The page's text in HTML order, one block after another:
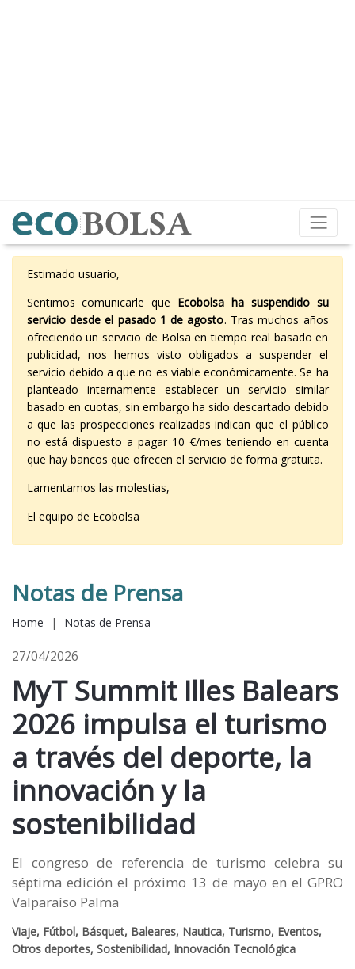
Estimado usuario,
Sentimos comunicarle que Ecobolsa ha suspendido su
servicio desde el pasado 1 de agosto. Tras muchos años
ofreciendo un servicio de Bolsa en tiempo real basado en
publicidad, nos hemos visto obligados a suspender el
servicio debido a que no es viable económicamente. Se ha
planteado internamente establecer un servicio similar
basado en cuotas, sin embargo ha sido descartado debido
a que las prospecciones realizadas indican que el público
no está dispuesto a pagar 10 €/mes teniendo en cuenta
que hay bancos que ofrecen el servicio de forma gratuita.
Lamentamos las molestias,
El equipo de Ecobolsa
Notas de Prensa
Home | Notas de Prensa
27/04/2026
MyT Summit Illes Balears
2026 impulsa el turismo
a través del deporte, la
innovación y la
sostenibilidad
El congreso de referencia de turismo celebra su
séptima edición el próximo 13 de mayo en el GPRO
Valparaíso Palma
Viaje, Fútbol, Básquet, Baleares, Nautica, Turismo, Eventos,
Otros deportes, Sostenibilidad, Innovación Tecnológica